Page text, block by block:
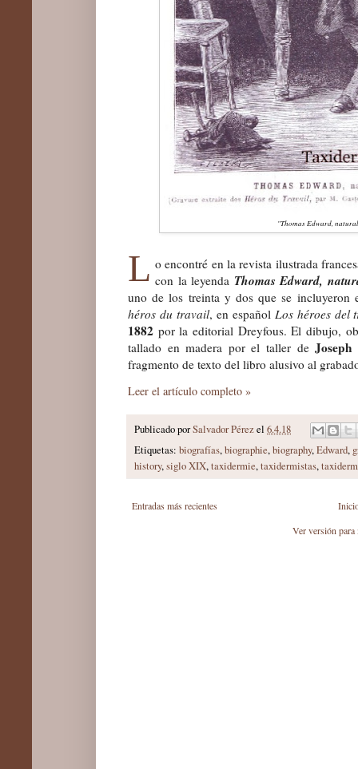
"Thomas Edward,
L o encontré en la revista ilustrada
con la leyenda Thomas Edward,
uno de los treinta y dos que se
héros du travail, en español Los héroes del
1882 por la editorial Dreyfous. El dibujo,
tallado en madera por el taller de
fragmento de texto del libro alusivo al
Leer el artículo completo »
Publicado porSalvador Pérezel 6.4.18
Etiquetas: biografías,biographie,biography,Edward,
history,siglo XIX,taxidermie,taxidermistas,
Entradas más recientes
Ver versión para